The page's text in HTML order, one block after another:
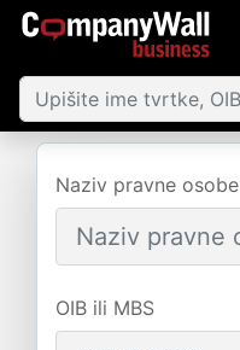
Naziv pravne osobe
OIB ili MBS